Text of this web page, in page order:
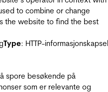
to combine or change
the website to find the best
Type: HTTP-informasjonskapsel
spore besøkende på
som er relevante og